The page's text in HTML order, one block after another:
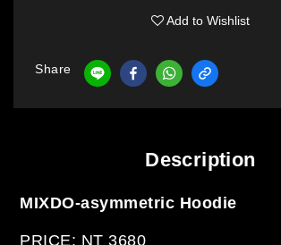
Add to Wishlist
Share
Description
MIXDO-asymmetric Hoodie
PRICE: NT 3680